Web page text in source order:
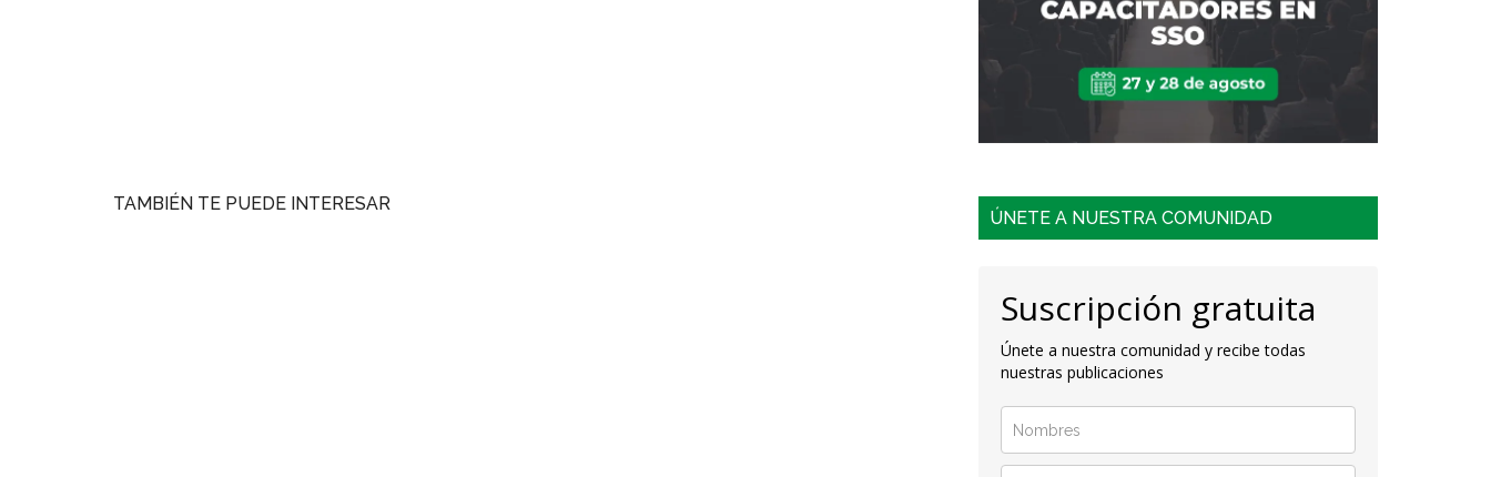
TAMBIÉN TE PUEDE INTERESAR
ÚNETE A NUESTRA COMUNIDAD
Suscripción gratuita
Únete a nuestra comunidad y recibe todas
nuestras publicaciones